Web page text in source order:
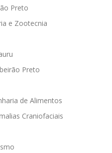
Preto
e Zootecnia
Preto
de Alimentos
Craniofaciais